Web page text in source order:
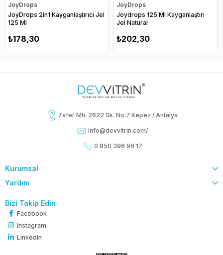
JoyDrops
JoyDrops 2in1 Kayganlaştırıcı Jel
125 Ml
₺178,30
JoyDrops
Joydrops 125 Ml Kayganlaştırı
Jel Natural
₺202,30
Zafer Mh. 2622 Sk. No:7 Kepez / Antalya
info@devvitrin.com/
0 850 396 96 17
Kurumsal
Yardım
Bizi Takip Edin
Facebook
Instagram
Linkedin